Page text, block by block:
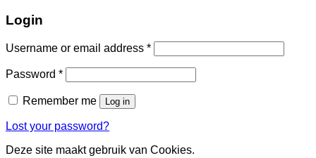
Login
Username or email address *
Password *
Remember me Log in
Lost your password?
Deze site maakt gebruik van Cookies.